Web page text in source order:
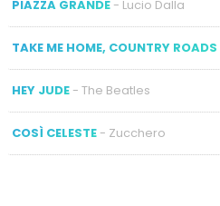
PIAZZA GRANDE- Lucio Dalla
TAKE ME HOME, COUNTRY ROADS
HEY JUDE- The Beatles
COSÌ CELESTE- Zucchero